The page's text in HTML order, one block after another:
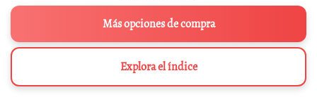
Más opciones de compra
Explora el índice